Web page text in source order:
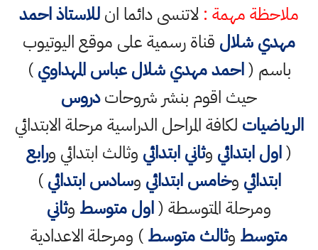
ملاحظة مهمة : لاتنسى دائما انللاستاذ احمد
مهدي شلال قناة رسمية على موقع اليوتيوب
باسم (احمد مهدي شلال عباس المهداوي)
حيث اقوم بنشر شروحاتدروس
الرياضيات لكافة المراحل الدراسية مرحلة الابتدائي
(اول ابتدائي وثاني ابتدائي وثالث ابتدائي ورابع
ابتدائي وخامس ابتدائي وسادس ابتدائي)
ومرحلة المتوسطة (اول متوسط وثاني
متوسط وثالث متوسط) ومرحلة الاعدادية